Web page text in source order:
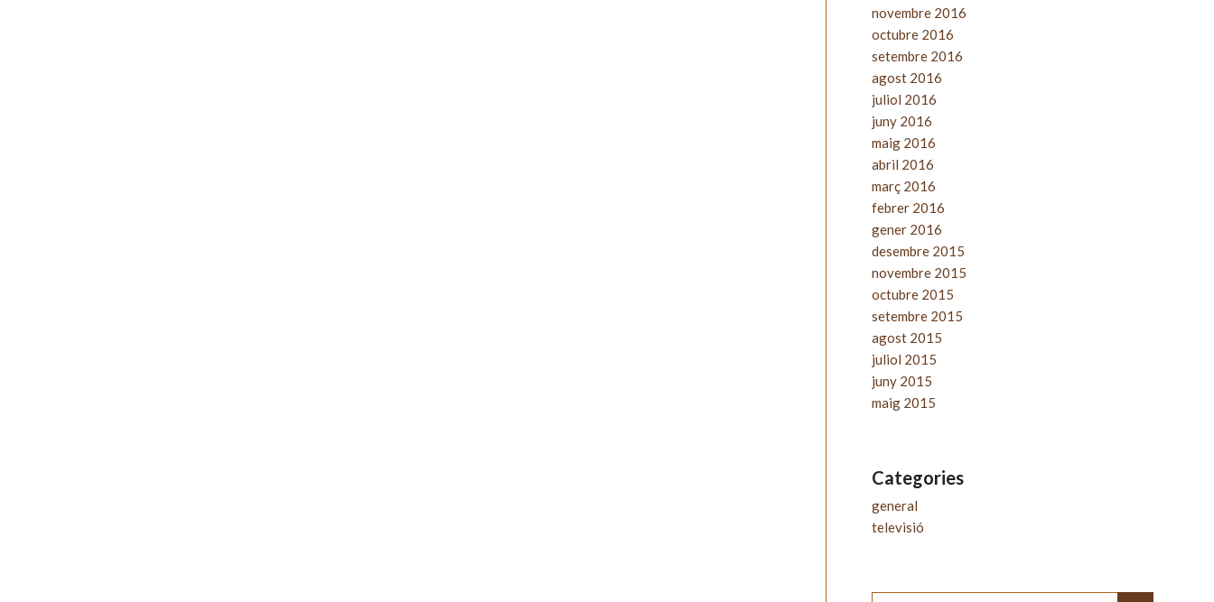
novembre 2016
octubre 2016
setembre 2016
agost 2016
juliol 2016
juny 2016
maig 2016
abril 2016
març 2016
febrer 2016
gener 2016
desembre 2015
novembre 2015
octubre 2015
setembre 2015
agost 2015
juliol 2015
juny 2015
maig 2015
Categories
general
televisió